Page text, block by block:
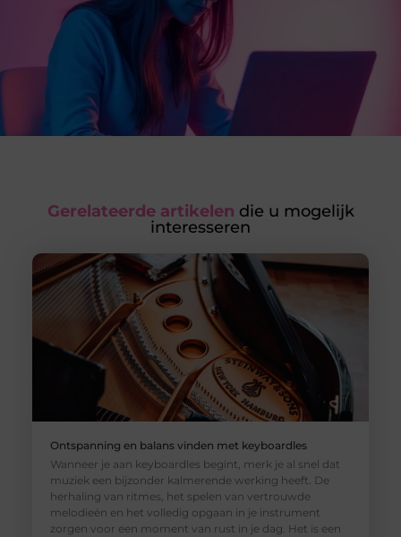
Gerelateerde artikelen die u mogelijk
interesseren
Ontspanning en balans vinden met keyboardles
Wanneer je aan keyboardles begint, merk je al snel dat
muziek een bijzonder kalmerende werking heeft. De
herhaling van ritmes, het spelen van vertrouwde
melodieën en het volledig opgaan in je instrument
zorgen voor een moment van rust in je dag. Het is een